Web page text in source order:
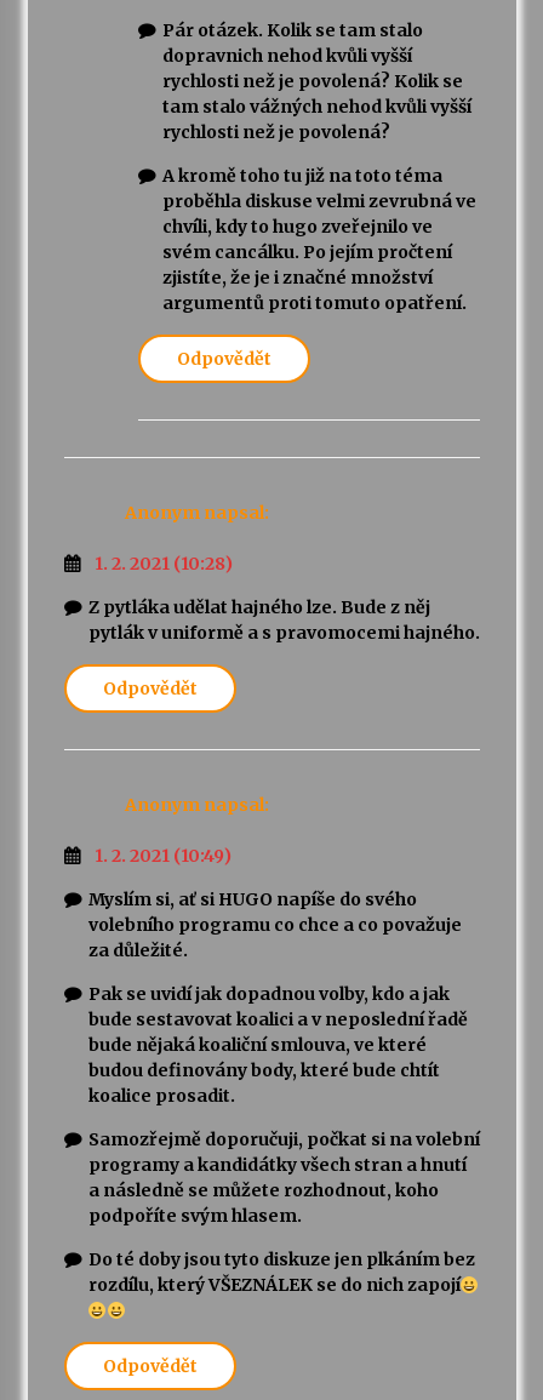
Pár otázek. Kolik se tam stalo
dopravnich nehod kvůli vyšší
rychlosti než je povolená? Kolik se
tam stalo vážných nehod kvůli vyšší
rychlosti než je povolená?
A kromě toho tu již na toto téma
proběhla diskuse velmi zevrubná ve
chvíli, kdy to hugo zveřejnilo ve
svém cancálku. Po jejím pročtení
zjistíte, že je i značné množství
argumentů proti tomuto opatření.
Odpovědět
Anonym napsal:
1. 2. 2021 (10:28)
Z pytláka udělat hajného lze. Bude z něj
pytlák v uniformě a s pravomocemi hajného.
Odpovědět
Anonym napsal:
1. 2. 2021 (10:49)
Myslím si, ať si HUGO napíše do svého
volebního programu co chce a co považuje
za důležité.
Pak se uvidí jak dopadnou volby, kdo a jak
bude sestavovat koalici a v neposlední řadě
bude nějaká koaliční smlouva, ve které
budou definovány body, které bude chtít
koalice prosadit.
Samozřejmě doporučuji, počkat si na volební
programy a kandidátky všech stran a hnutí
a následně se můžete rozhodnout, koho
podpoříte svým hlasem.
Do té doby jsou tyto diskuze jen plkáním bez
rozdílu, který VŠEZNÁLEK se do nich zapojí
Odpovědět